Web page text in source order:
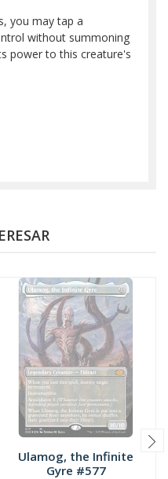
you may tap a
without summoning
power to this creature's
Ulamog, the Infinite
Gyre #577